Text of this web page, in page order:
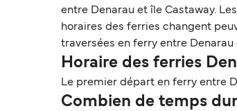
entre Denarau et île Castaway.
horaires des ferries changent
traversées en ferry entre Denarau
Horaire des ferries
Le premier départ en ferry entre
Combien de temps